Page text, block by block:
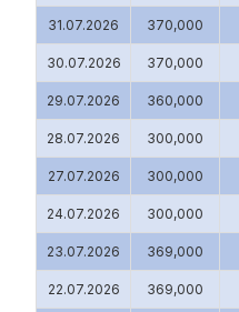
31.07.2026 370,000
30.07.2026 370,000
29.07.2026 360,000
28.07.2026 300,000
27.07.2026 300,000
24.07.2026 300,000
23.07.2026 369,000
22.07.2026 369,000